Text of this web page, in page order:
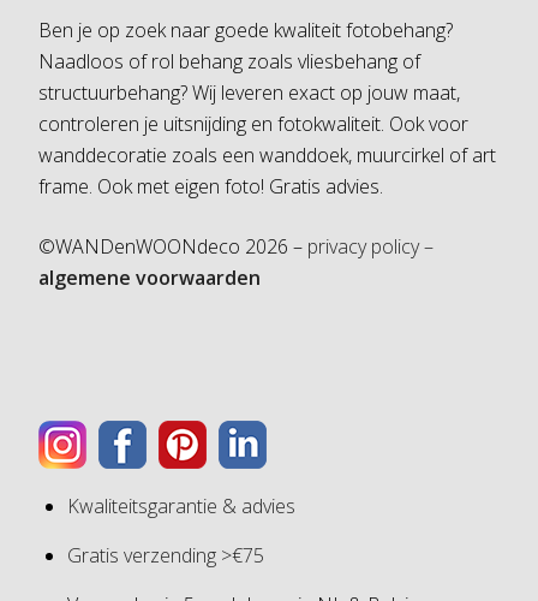
Ben je op zoek naar goede kwaliteit fotobehang?
Naadloos of rol behang zoals vliesbehang of
structuurbehang? Wij leveren exact op jouw maat,
controleren je uitsnijding en fotokwaliteit. Ook voor
wanddecoratie zoals een wanddoek, muurcirkel of art
frame. Ook met eigen foto! Gratis advies.
©WANDenWOONdeco 2026 – privacy policy –
algemene voorwaarden
Kwaliteitsgarantie & advies
Gratis verzending >€75